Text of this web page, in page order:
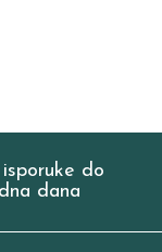
isporuke do
dana